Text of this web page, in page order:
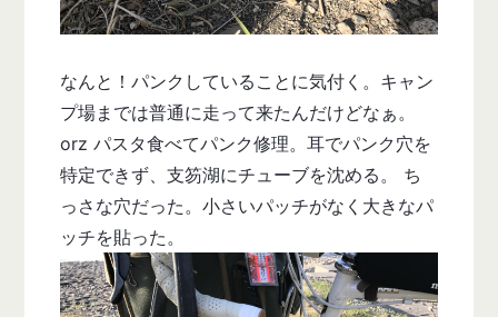
なんと！パンクしていることに気付く。キャン
プ場までは普通に走って来たんだけどなぁ。
orz パスタ食べてパンク修理。耳でパンク穴を
特定できず、支笏湖にチューブを沈める。 ち
っさな穴だった。小さいパッチがなく大きなパ
ッチを貼った。